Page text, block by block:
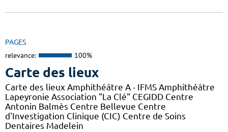
PAGES
relevance: 100%
Carte des lieux
Carte des lieux Amphithéâtre A - IFMS Amphithéâtre
Lapeyronie Association "La Clé" CEGIDD Centre
Antonin Balmès Centre Bellevue Centre
d'Investigation Clinique (CIC) Centre de Soins
Dentaires Madelein